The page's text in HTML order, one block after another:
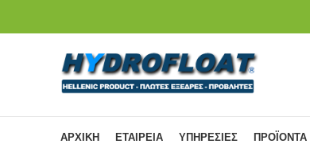
ΑΡΧΙΚΗ ΕΤΑΙΡΕΙΑ ΥΠΗΡΕΣΙΕΣ ΠΡΟΪΟΝΤΑ